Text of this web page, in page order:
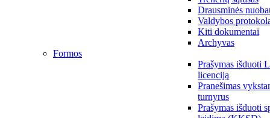
Drausminės
Valdybos
Kiti dokumentai
Archyvas
Formos
Prašymas išduoti
licenciją
Pranešimas
turnyrus
Prašymas išduoti